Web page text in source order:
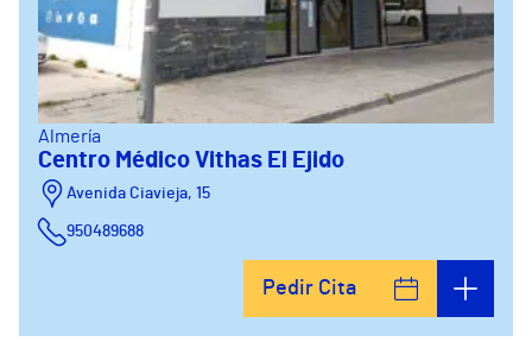
Almería
Centro Médico Vithas El Ejido
Avenida Ciavieja, 15
950489688
Pedir Cita